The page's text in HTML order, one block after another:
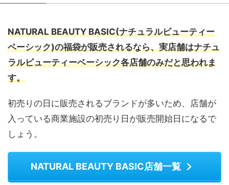
NATURAL BEAUTY BASIC(ナチュラルビューティー
ベーシック)の福袋が販売されるなら、実店舗はナチュ
ラルビューティーベーシック各店舗のみだと思われま
す。
初売りの日に販売されるブランドが多いため、店舗が
入っている商業施設の初売り日が販売開始日になるで
しょう。
NATURAL BEAUTY BASIC店舗一覧